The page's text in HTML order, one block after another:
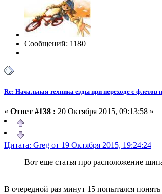
Сообщений: 1180
Re: Начальная техника езды при переходе с флетов
« Ответ #138 : 20 Октября 2015, 09:13:58 »
Цитата: Greg от 19 Октября 2015, 19:24:24
Вот еще статья про расположение
В очередной раз минут 15 попытался